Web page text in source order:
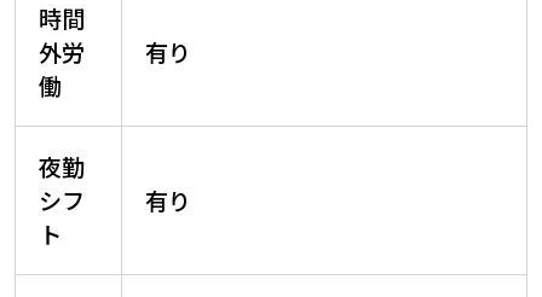
時間
外労
働
有り
夜勤
シフ
ト
有り